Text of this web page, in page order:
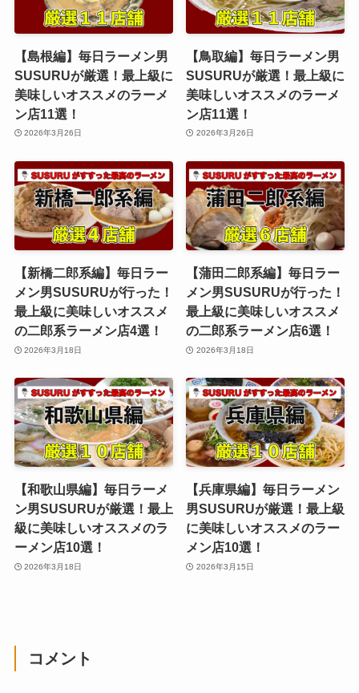
【島根編】毎日ラーメン男
SUSURUが厳選！最上級に
美味しいオススメのラーメ
ン店11選！
2026年3月26日
【鳥取編】毎日ラーメン男
SUSURUが厳選！最上級に
美味しいオススメのラーメ
ン店11選！
2026年3月26日
【新橋二郎系編】毎日ラー
メン男SUSURUが行った！
最上級に美味しいオススメ
の二郎系ラーメン店4選！
2026年3月18日
【蒲田二郎系編】毎日ラー
メン男SUSURUが行った！
最上級に美味しいオススメ
の二郎系ラーメン店6選！
2026年3月18日
【和歌山県編】毎日ラーメ
ン男SUSURUが厳選！最上
級に美味しいオススメのラ
ーメン店10選！
2026年3月18日
【兵庫県編】毎日ラーメン
男SUSURUが厳選！最上級
に美味しいオススメのラー
メン店10選！
2026年3月15日
コメント